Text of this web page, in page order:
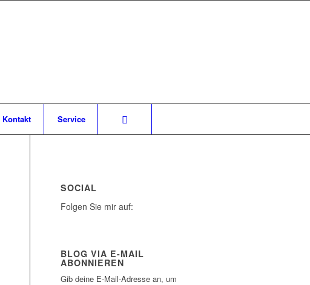
Kontakt Service
SOCIAL
Folgen Sie mir auf:
BLOG VIA E-MAIL
ABONNIEREN
Gib deine E-Mail-Adresse an, um